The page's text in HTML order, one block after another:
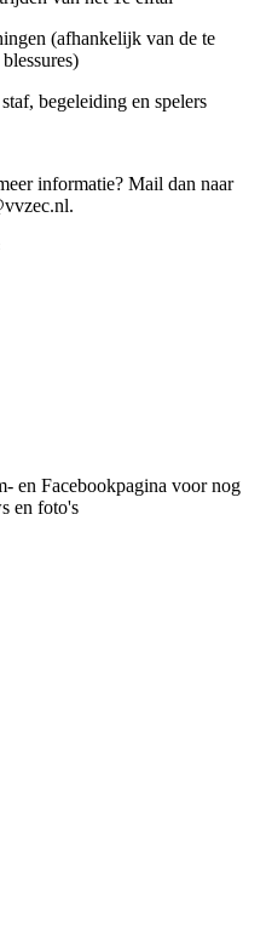
(afhankelijk van de te
begeleiding en spelers
informatie? Mail dan naar
en Facebookpagina voor nog
en foto's